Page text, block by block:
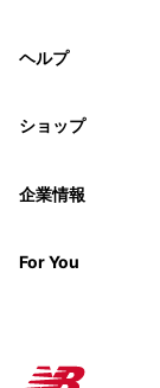
ヘルプ
ショップ
企業情報
For You